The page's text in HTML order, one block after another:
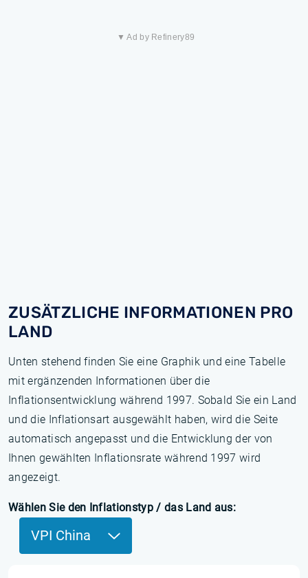
▼ Ad by Refinery89
ZUSÄTZLICHE INFORMATIONEN PRO
LAND
Unten stehend finden Sie eine Graphik und eine Tabelle
mit ergänzenden Informationen über die
Inflationsentwicklung während 1997. Sobald Sie ein Land
und die Inflationsart ausgewählt haben, wird die Seite
automatisch angepasst und die Entwicklung der von
Ihnen gewählten Inflationsrate während 1997 wird
angezeigt.
Wählen Sie den Inflationstyp / das Land aus:
VPI China